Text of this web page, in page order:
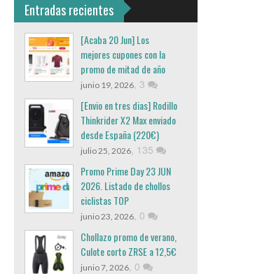
Entradas recientes
[Acaba 20 Jun] Los
mejores cupones con la
promo de mitad de año
junio 19, 2026, 3
[Envio en tres dias] Rodillo
Thinkrider X2 Max enviado
desde España (220€)
julio 25, 2026, 135
Promo Prime Day 23 JUN
2026. Listado de chollos
ciclistas TOP
junio 23, 2026, 0
Chollazo promo de verano,
Culote corto ZRSE a 12,5€
junio 7, 2026, 0